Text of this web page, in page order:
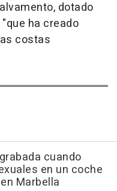
dotado
ha creado
costas
cuando
en un coche
Marbella